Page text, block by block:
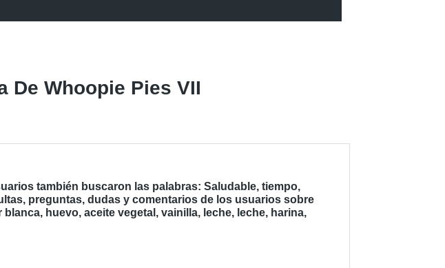
De Whoopie Pies VII
también buscaron las palabras: Saludable, tiempo,
preguntas, dudas y comentarios de los usuarios sobre
huevo, aceite vegetal, vainilla, leche, leche, harina,